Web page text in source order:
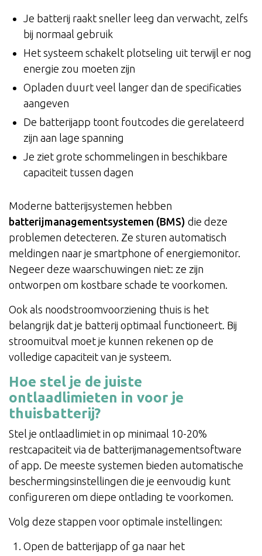
Je batterij raakt sneller leeg dan verwacht, zelfs
bij normaal gebruik
Het systeem schakelt plotseling uit terwijl er nog
energie zou moeten zijn
Opladen duurt veel langer dan de specificaties
aangeven
De batterijapp toont foutcodes die gerelateerd
zijn aan lage spanning
Je ziet grote schommelingen in beschikbare
capaciteit tussen dagen
Moderne batterijsystemen hebben
batterijmanagementsystemen (BMS) die deze
problemen detecteren. Ze sturen automatisch
meldingen naar je smartphone of energiemonitor.
Negeer deze waarschuwingen niet: ze zijn
ontworpen om kostbare schade te voorkomen.
Ook als noodstroomvoorziening thuis is het
belangrijk dat je batterij optimaal functioneert. Bij
stroomuitval moet je kunnen rekenen op de
volledige capaciteit van je systeem.
Hoe stel je de juiste
ontlaadlimieten in voor je
thuisbatterij?
Stel je ontlaadlimiet in op minimaal 10-20%
restcapaciteit via de batterijmanagementsoftware
of app. De meeste systemen bieden automatische
beschermingsinstellingen die je eenvoudig kunt
configureren om diepe ontlading te voorkomen.
Volg deze stappen voor optimale instellingen:
Open de batterijapp of ga naar het